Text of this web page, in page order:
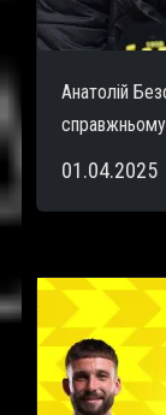
Анатолій
01.04.2025